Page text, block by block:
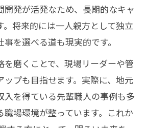
開発が活発なため、長期的なキャ
。将来的には一人親方として独立
を選べる道も現実的です。
を磨くことで、現場リーダーや管
ップも目指せます。実際に、地元
入を得ている先輩職人の事例も多
職場環境が整っています。これか